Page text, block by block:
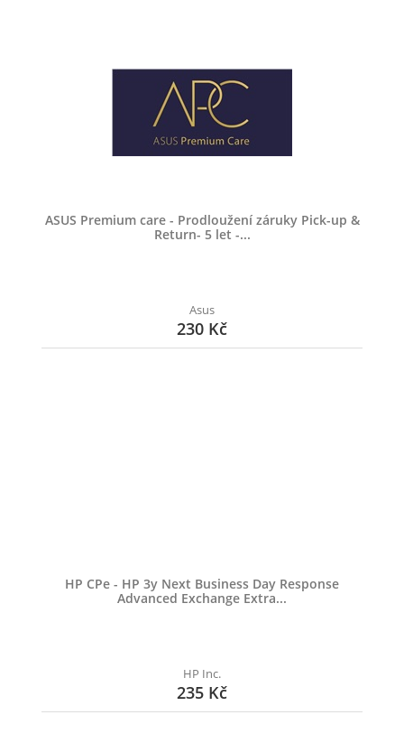
ASUS Premium care - Prodloužení záruky Pick-up &
Return- 5 let -...
Asus
230 Kč
HP CPe - HP 3y Next Business Day Response
Advanced Exchange Extra...
HP Inc.
235 Kč